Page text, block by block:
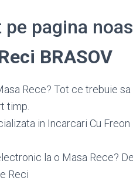
pagina
BRASOV
Rece? Tot ce trebuie
timp.
in Incarcari Cu
la o Masa Rece?
Reci